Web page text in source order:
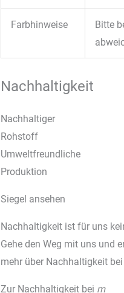
Farbhinweise
Bitte
Nachhaltigkeit
Nachhaltiger
Rohstoff
Umweltfreundliche
Produktion
Siegel ansehen
Nachhaltigkeit ist für uns
Gehe den Weg mit uns und
mehr über Nachhaltigkeit bei
Zur Nachhaltigkeit bei m